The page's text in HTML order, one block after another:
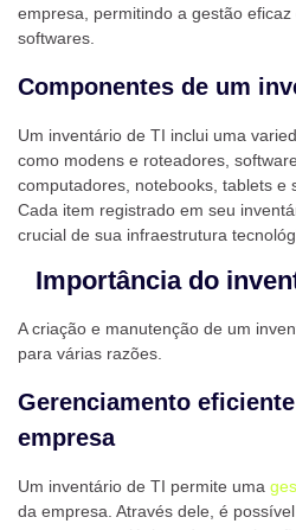
empresa, permitindo a gestão
softwares.
Componentes de um
Um inventário de TI inclui uma
como modens e roteadores,
computadores, notebooks, tablets e
Cada item registrado em seu
crucial de sua infraestrutura
Importância do
A criação e manutenção de um
para várias razões.
Gerenciamento
empresa
Um inventário de TI permite uma
da empresa. Através dele, é